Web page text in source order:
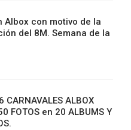
Albox con motivo de la
del 8M. Semana de la
CARNAVALES ALBOX
FOTOS en 20 ALBUMS Y